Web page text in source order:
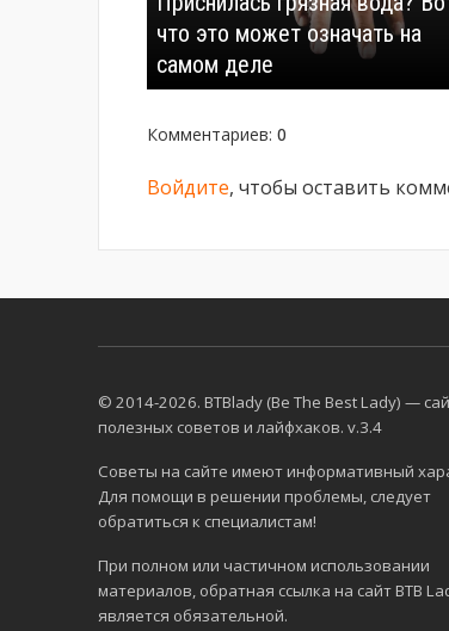
что это может означать на
самом деле
Комментариев: 0
Войдите, чтобы оставить
© 2014-2026. BTBlady (Be The Best Lady) —
полезных советов и лайфхаков. v.3.4
Советы на сайте имеют информативный
Для помощи в решении проблемы, следует
обратиться к специалистам!
При полном или частичном использовании
материалов, обратная ссылка на сайт BTB
является обязательной.